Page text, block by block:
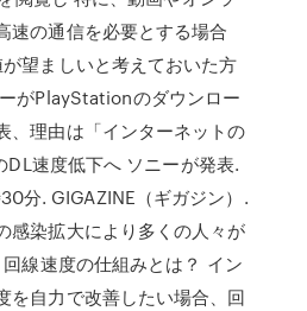
速の通信を必要とする場合
望ましいと考えておいた方
がPlayStationのダウンロー
、理由は「インターネットの
DL速度低下へ ソニーが発表.
分. GIGAZINE（ギガジン）.
感染拡大により多くの人々が
線速度の仕組みとは？ イン
を自力で改善したい場合、回